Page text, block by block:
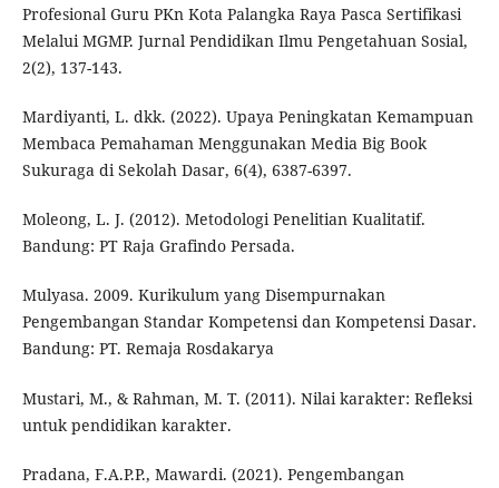
Profesional Guru PKn Kota Palangka Raya Pasca Sertifikasi
Melalui MGMP. Jurnal Pendidikan Ilmu Pengetahuan Sosial,
2(2), 137-143.
Mardiyanti, L. dkk. (2022). Upaya Peningkatan Kemampuan
Membaca Pemahaman Menggunakan Media Big Book
Sukuraga di Sekolah Dasar, 6(4), 6387-6397.
Moleong, L. J. (2012). Metodologi Penelitian Kualitatif.
Bandung: PT Raja Grafindo Persada.
Mulyasa. 2009. Kurikulum yang Disempurnakan
Pengembangan Standar Kompetensi dan Kompetensi Dasar.
Bandung: PT. Remaja Rosdakarya
Mustari, M., & Rahman, M. T. (2011). Nilai karakter: Refleksi
untuk pendidikan karakter.
Pradana, F.A.P.P., Mawardi. (2021). Pengembangan